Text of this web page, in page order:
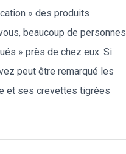
» des produits
beaucoup de personnes
» près de chez eux. Si
peut être remarqué les
et ses crevettes tigrées